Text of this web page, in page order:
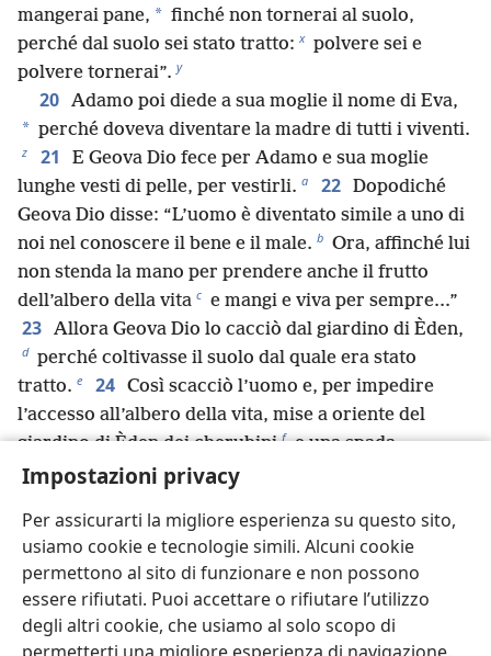
Impostazioni privacy
Per assicurarti la migliore esperienza su questo sito,
usiamo cookie e tecnologie simili. Alcuni cookie
permettono al sito di funzionare e non possono
essere rifiutati. Puoi accettare o rifiutare l’utilizzo
degli altri cookie, che usiamo al solo scopo di
mangerai pane, * finché non tornerai al suolo,
perché dal suolo sei stato tratto: x polvere sei e
polvere tornerai”. y
20 Adamo poi diede a sua moglie il nome di Eva,
* perché doveva diventare la madre di tutti i viventi.
z 21
E Geova Dio fece per Adamo e sua moglie
lunghe vesti di pelle, per vestirli. a 22 Dopodiché
Geova Dio disse: “L’uomo è diventato simile a uno di
noi nel conoscere il bene e il male. b Ora, affinché lui
non stenda la mano per prendere anche il frutto
dell’albero della vita c e mangi e viva per sempre.⁠.⁠.”
23 Allora Geova Dio lo cacciò dal giardino di Èden,
d perché coltivasse il suolo dal quale era stato
tratto. e 24 Così scacciò l’uomo e, per impedire
l’accesso all’albero della vita, mise a oriente del
giardino di Èden dei cherubini f e una spada
fiammeggiante che roteava di continuo.
Precedente Successivo